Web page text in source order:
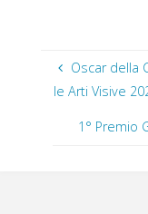
Oscar della
le Arti Visive
1° Premio